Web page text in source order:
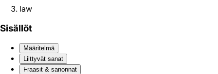
law
Sisällöt
Määritelmä
Liittyvät sanat
Fraasit & sanonnat